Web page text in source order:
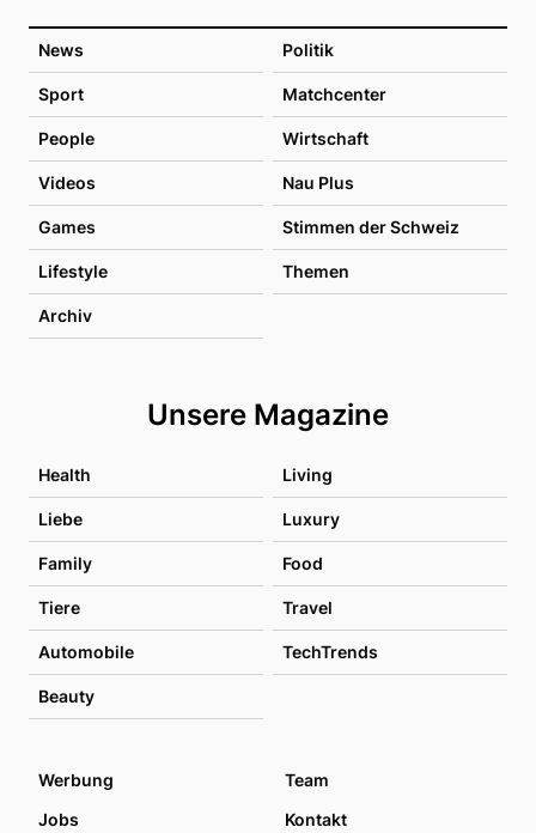
News Politik
Sport Matchcenter
People Wirtschaft
Videos Nau Plus
Games Stimmen der Schweiz
Lifestyle Themen
Archiv
Unsere Magazine
Health Living
Liebe Luxury
Family Food
Tiere Travel
Automobile TechTrends
Beauty
Werbung
Team
Jobs
Kontakt